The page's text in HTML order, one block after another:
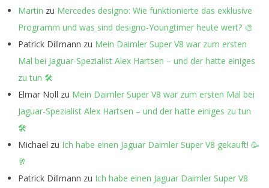
Martin zu Mercedes designo: Wie funktionierte das exklusive
Programm und was sind designo-Youngtimer heute wert? 🎨
Patrick Dillmann zu Mein Daimler Super V8 war zum ersten
Mal bei Jaguar-Spezialist Alex Hartsen – und der hatte einiges
zu tun 🛠️
Elmar Noll zu Mein Daimler Super V8 war zum ersten Mal bei
Jaguar-Spezialist Alex Hartsen – und der hatte einiges zu tun
🛠️
Michael zu Ich habe einen Jaguar Daimler Super V8 gekauft! 🥳
🥂
Patrick Dillmann zu Ich habe einen Jaguar Daimler Super V8